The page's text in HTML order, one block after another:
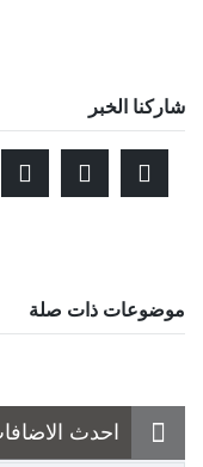
شاركنا الخبر
موضوعات ذات صلة
احدث